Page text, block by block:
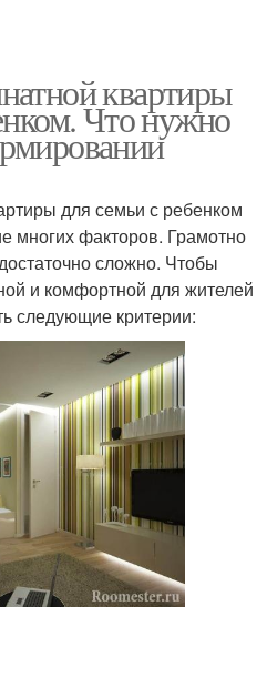
квартиры
Что нужно
для семьи с ребенком
многих факторов. Грамотно
сложно. Чтобы
и комфортной для жителей
следующие критерии: